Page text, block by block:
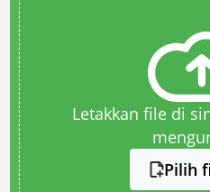
Letakkan file di
Pilih